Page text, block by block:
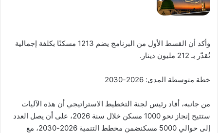
وأكد أن القسط الأول من البرنامج يضم 1213 مسكنًا بكلفة إجمالية
تُقدّر بـ 212 مليون دينار.
خطة متوسطة المدى: 2026-2030
من جانبه، أفاد رئيس لجنة التخطيط الاستراتيجي أن هذه الآليات
ستتيح إنجاز نحو 1000 مسكن خلال سنة 2026، على أن يصل العدد
إلى حوالي 5000 مسكنضمن مخطط التنمية 2026-2030، مع